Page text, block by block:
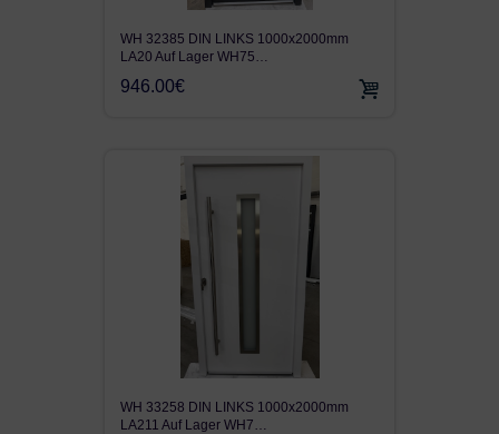
WH 32385 DIN LINKS 1000x2000mm
LA20 Auf Lager WH75…
946.00€
WH 33258 DIN LINKS 1000x2000mm
LA211 Auf Lager WH7…